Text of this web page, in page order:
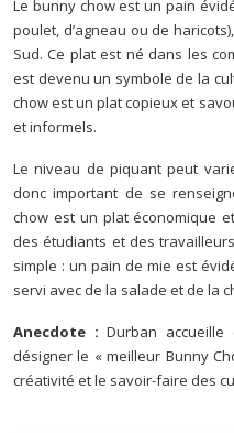
Le bunny chow est un pain
poulet, d’agneau ou de
Sud. Ce plat est né dans les
est devenu un symbole de la
chow est un plat copieux et
et informels.
Le niveau de piquant peut
donc important de se
chow est un plat économique
des étudiants et des
simple : un pain de mie est
servi avec de la salade et de la
Anecdote :Durban
désigner le « meilleur Bunny
créativité et le savoir-faire des